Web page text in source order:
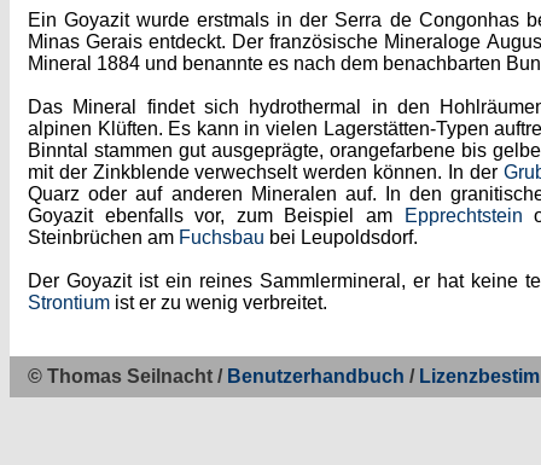
Ein Goyazit wurde erstmals in der Serra de Congonhas
Minas Gerais entdeckt. Der französische Mineraloge
Mineral 1884 und benannte es nach dem benachbarten
Das Mineral findet sich hydrothermal in den
alpinen Klüften. Es kann in vielen Lagerstätten-Typen
Binntal stammen gut ausgeprägte, orangefarbene bis
mit der Zinkblende verwechselt werden können. In der
Quarz oder auf anderen Mineralen auf. In den
Goyazit ebenfalls vor, zum Beispiel am
Epprechtstein
Steinbrüchen am Fuchsbau bei Leupoldsdorf.
Der Goyazit ist ein reines Sammlermineral, er hat keine
Strontium ist er zu wenig verbreitet.
© Thomas Seilnacht / Benutzerhandbuch /